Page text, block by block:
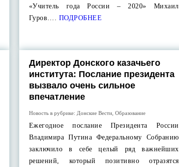
«Учитель года России – 2020» Михаил
Гуров…. ПОДРОБНЕЕ
Директор Донского казачьего
института: Послание президента
вызвало очень сильное
впечатление
Новость в рубрике: Донские Вести, Образование
Ежегодное послание Президента России
Владимира Путина Федеральному Собранию
заключило в себе целый ряд важнейших
решений, который позитивно отразятся